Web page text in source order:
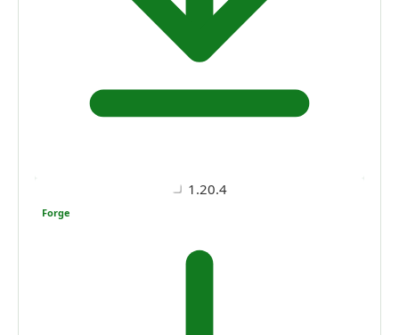
1.20.4
Forge